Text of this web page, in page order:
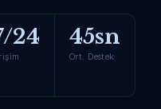
24 45sn
Ort. Destek